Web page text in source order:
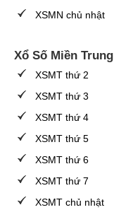
XSMN chủ nhật
Xổ Số Miền Trung
XSMT thứ 2
XSMT thứ 3
XSMT thứ 4
XSMT thứ 5
XSMT thứ 6
XSMT thứ 7
XSMT chủ nhật